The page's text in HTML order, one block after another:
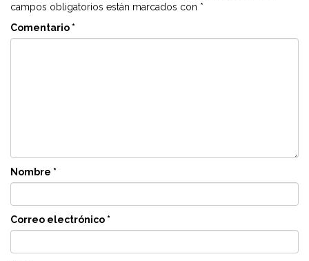
campos obligatorios están marcados con *
Comentario *
Nombre *
Correo electrónico *